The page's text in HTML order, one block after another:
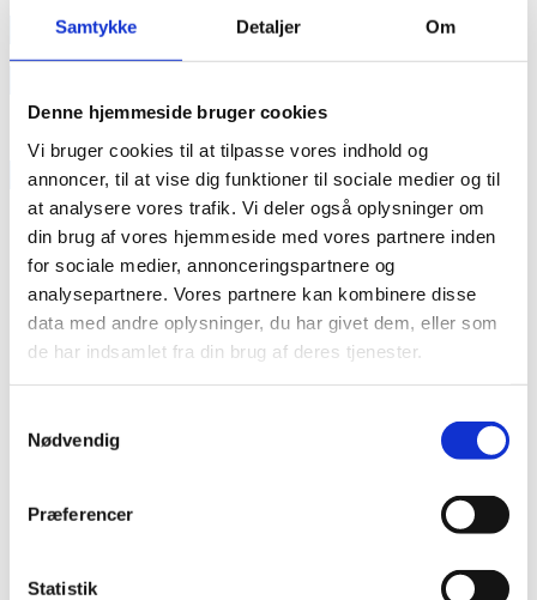
Samtykke Detaljer Om
Denne hjemmeside bruger cookies
Vi bruger cookies til at tilpasse vores indhold og
annoncer, til at vise dig funktioner til sociale medier og til
at analysere vores trafik. Vi deler også oplysninger om
din brug af vores hjemmeside med vores partnere inden
for sociale medier, annonceringspartnere og
analysepartnere. Vores partnere kan kombinere disse
data med andre oplysninger, du har givet dem, eller som
de har indsamlet fra din brug af deres tjenester.
Nødvendig
Præferencer
Statistik
annonce
RAINBOW BUSINESS DENMARK